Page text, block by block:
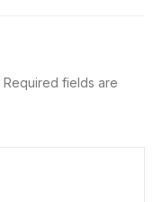
Required fields are